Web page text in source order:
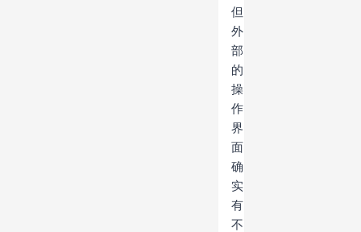
但
外
部
的
操
作
界
面
确
实
有
不